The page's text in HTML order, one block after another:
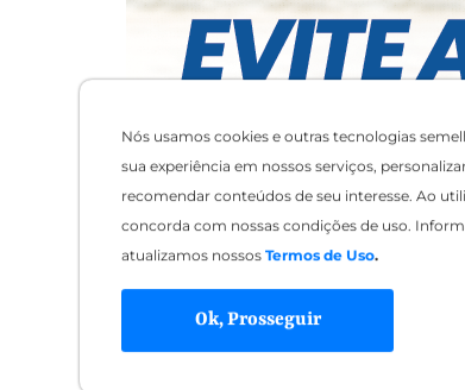
Nós usamos cookies e outras tecnologias
sua experiência em nossos serviços,
recomendar conteúdos de seu interesse. Ao
concorda com nossas condições de uso.
atualizamos nossosTermos de Uso.
Ok, Prosseguir